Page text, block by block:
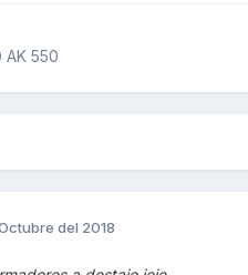
AK 550
del 2018